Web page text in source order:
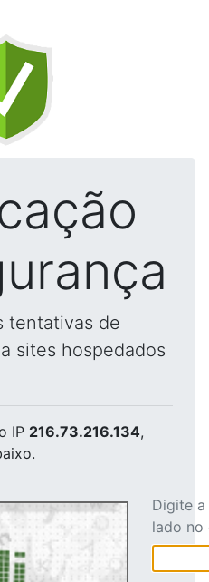
tentativas de
sites hospedados
IP 216.73.216.134,
Digite
lado no